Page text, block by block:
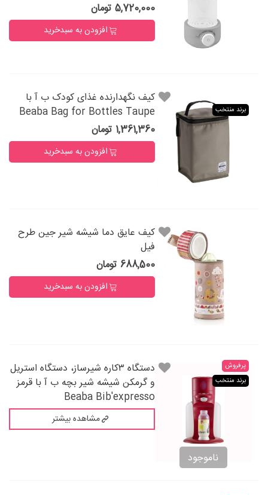
5,720,000 تومان
افزودن به سبدخرید
برند منتخب
کیف نگهدارنده غذای کودک ب آ با
Beaba Bag for Bottles Taupe
1,361,360 تومان
افزودن به سبدخرید
کیف عایق دما شیشه شیر جین طرح
فیل
688,500 تومان
افزودن به سبدخرید
پرفروش
برند منتخب
ناموجود
دستگاه ۳کاره شیرساز، دستگاه استریل
و گرمکن شیشه شیر بچه ب آ با قرمز
Beaba Bib'expresso
مشاهده بیشتر